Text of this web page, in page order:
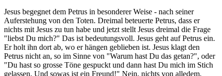
Jesus begegnet dem Petrus in besonderer Weise - nach seiner
Auferstehung von den Toten. Dreimal beteuerte Petrus, dass er
nichts mit Jesus zu tun habe und jetzt stellt Jesus dreimal die Frage
"liebst Du mich?" Das ist bedeutungsvoll. Jesus geht auf Petrus ein.
Er holt ihn dort ab, wo er hängen geblieben ist. Jesus klagt den
Petrus nicht an, so im Sinne von "Warum hast Du das getan?", oder
"Du hast so grosse Töne gespuckt und dann hast Du mich im Stich
gelassen. Und sowas ist ein Freund!" Nein, nichts von alledem.